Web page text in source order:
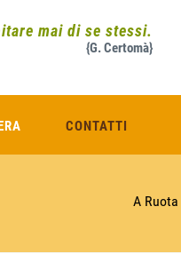
mai di se stessi.
{G. Certomà}
CONTATTI
A